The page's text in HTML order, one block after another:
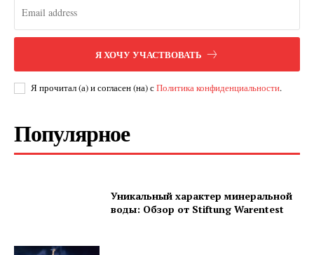
Я ХОЧУ УЧАСТВОВАТЬ
Я прочитал (а) и согласен (на) сПолитика конфиденциальности.
Популярное
Уникальный характер минеральной
воды: Обзор от Stiftung Warentest